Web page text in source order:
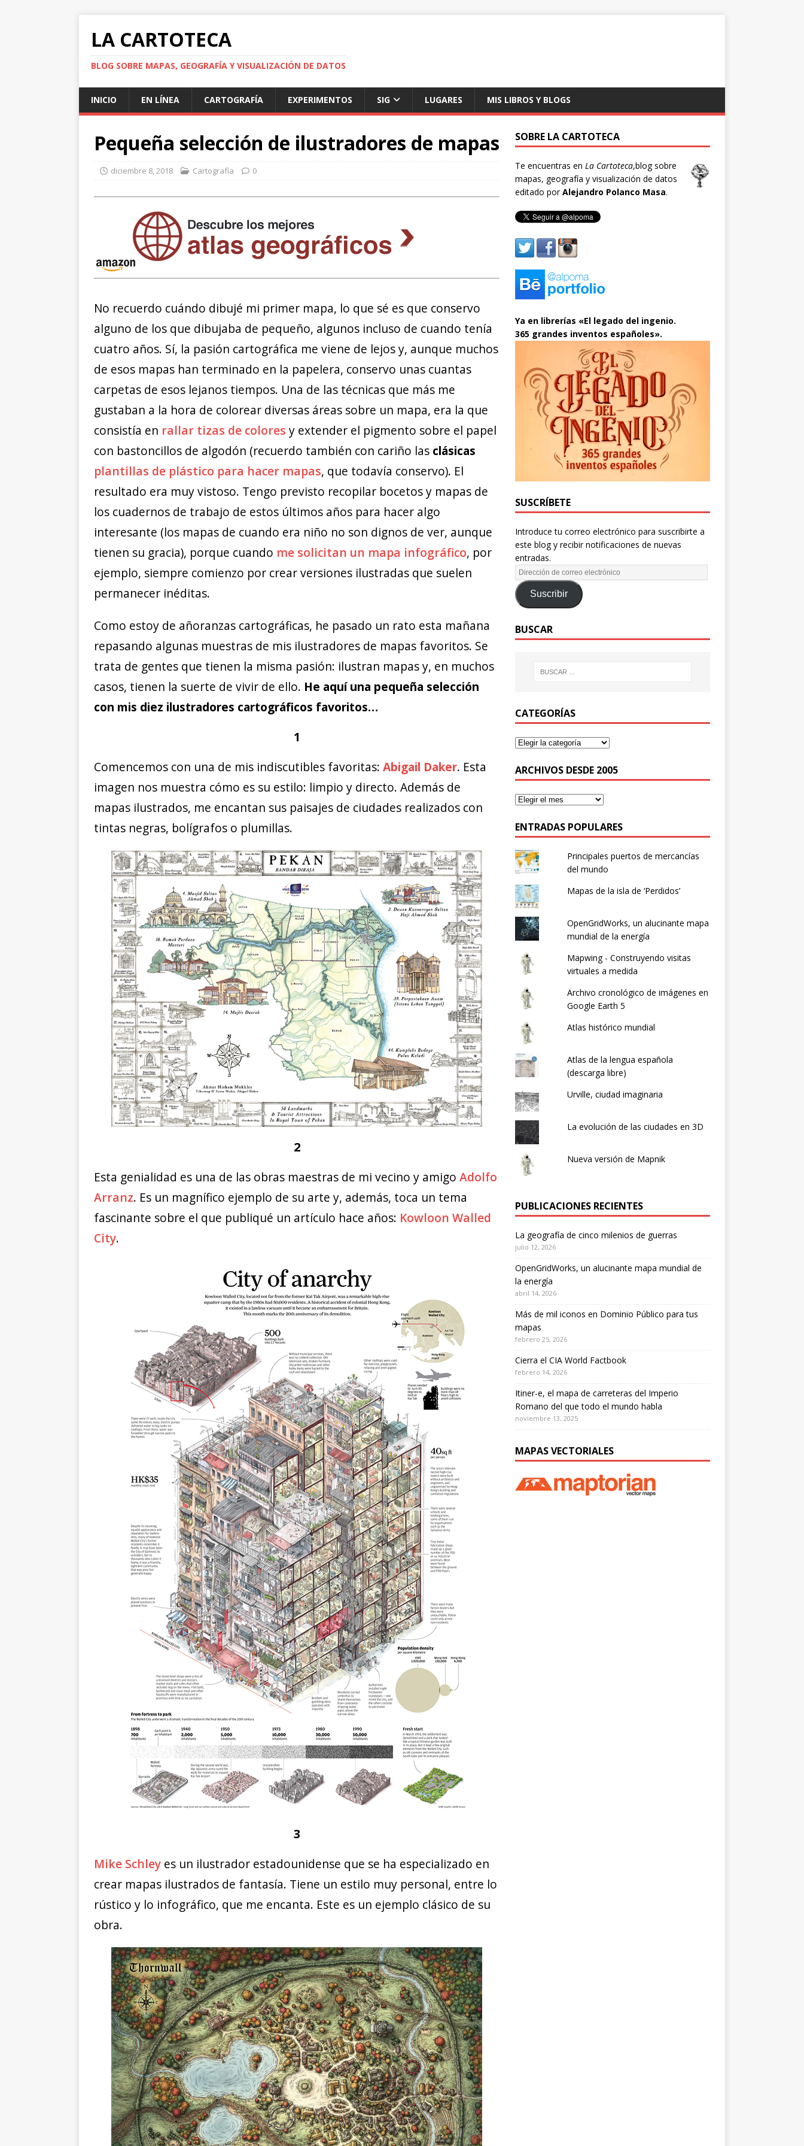
LA CARTOTECA
BLOG SOBRE MAPAS, GEOGRAFÍA Y VISUALIZACIÓN DE DATOS
INICIO EN LÍNEA CARTOGRAFÍA EXPERIMENTOS SIG LUGARES MIS LIBROS Y BLOGS
Pequeña selección de ilustradores de mapas
diciembre 8, 2018 Cartografía 0
No recuerdo cuándo dibujé mi primer mapa, lo que sé es que conservo
alguno de los que dibujaba de pequeño, algunos incluso de cuando tenía
cuatro años. Sí, la pasión cartográfica me viene de lejos y, aunque muchos
de esos mapas han terminado en la papelera, conservo unas cuantas
carpetas de esos lejanos tiempos. Una de las técnicas que más me
gustaban a la hora de colorear diversas áreas sobre un mapa, era la que
consistía en rallar tizas de colores y extender el pigmento sobre el papel
con bastoncillos de algodón (recuerdo también con cariño las clásicas
plantillas de plástico para hacer mapas, que todavía conservo). El
resultado era muy vistoso. Tengo previsto recopilar bocetos y mapas de
los cuadernos de trabajo de estos últimos años para hacer algo
interesante (los mapas de cuando era niño no son dignos de ver, aunque
tienen su gracia), porque cuando me solicitan un mapa infográfico, por
ejemplo, siempre comienzo por crear versiones ilustradas que suelen
permanecer inéditas.
Como estoy de añoranzas cartográficas, he pasado un rato esta mañana
repasando algunas muestras de mis ilustradores de mapas favoritos. Se
trata de gentes que tienen la misma pasión: ilustran mapas y, en muchos
casos, tienen la suerte de vivir de ello. He aquí una pequeña selección
con mis diez ilustradores cartográficos favoritos…
1
Comencemos con una de mis indiscutibles favoritas: Abigail Daker. Esta
imagen nos muestra cómo es su estilo: limpio y directo. Además de
mapas ilustrados, me encantan sus paisajes de ciudades realizados con
tintas negras, bolígrafos o plumillas.
2
Esta genialidad es una de las obras maestras de mi vecino y amigo Adolfo
Arranz. Es un magnífico ejemplo de su arte y, además, toca un tema
fascinante sobre el que publiqué un artículo hace años: Kowloon Walled
City.
3
Mike Schley es un ilustrador estadounidense que se ha especializado en
crear mapas ilustrados de fantasía. Tiene un estilo muy personal, entre lo
rústico y lo infográfico, que me encanta. Este es un ejemplo clásico de su
obra.
SOBRE LA CARTOTECA
Te encuentras en La Cartoteca,blog sobre
mapas, geografía y visualización de datos
editado porAlejandro Polanco Masa.
Ya en librerías «El legado del ingenio.
365 grandes inventos españoles».
SUSCRÍBETE
Introduce tu correo electrónico para suscribirte a
este blog y recibir notificaciones de nuevas
entradas.
Suscribir
BUSCAR
CATEGORÍAS
ARCHIVOS DESDE 2005
ENTRADAS POPULARES
Principales puertos de mercancías
del mundo
Mapas de la isla de ‘Perdidos’
OpenGridWorks, un alucinante mapa
mundial de la energía
Mapwing - Construyendo visitas
virtuales a medida
Archivo cronológico de imágenes en
Google Earth 5
Atlas histórico mundial
Atlas de la lengua española
(descarga libre)
Urville, ciudad imaginaria
La evolución de las ciudades en 3D
Nueva versión de Mapnik
PUBLICACIONES RECIENTES
La geografía de cinco milenios de guerras
julio 12, 2026
OpenGridWorks, un alucinante mapa mundial de
la energía
abril 14, 2026
Más de mil iconos en Dominio Público para tus
mapas
febrero 25, 2026
Cierra el CIA World Factbook
febrero 14, 2026
Itiner-e, el mapa de carreteras del Imperio
Romano del que todo el mundo habla
noviembre 13, 2025
MAPAS VECTORIALES